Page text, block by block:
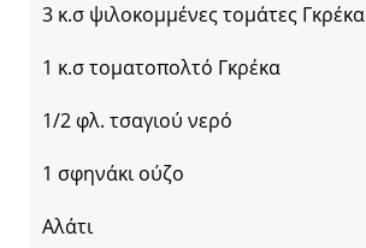
3 κ.σ ψιλοκομμένες τομάτες Γκρέκα
1 κ.σ τοματοπολτό Γκρέκα
1/2 φλ. τσαγιού νερό
1 σφηνάκι ούζο
Αλάτι